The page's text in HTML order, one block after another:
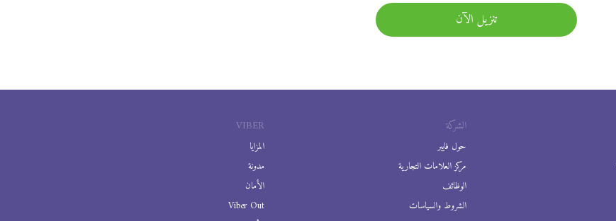
تنزيل الآن
VIBER
المزايا
مدونة
الأمان
Viber Out
الشركة
حول فايبر
مركز العلامات التجارية
الوظائف
الشروط والسياسات